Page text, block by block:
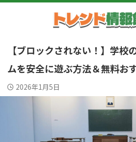
【ブロックされない！】学校
ムを安全に遊ぶ方法＆無料お
2026年1月5日